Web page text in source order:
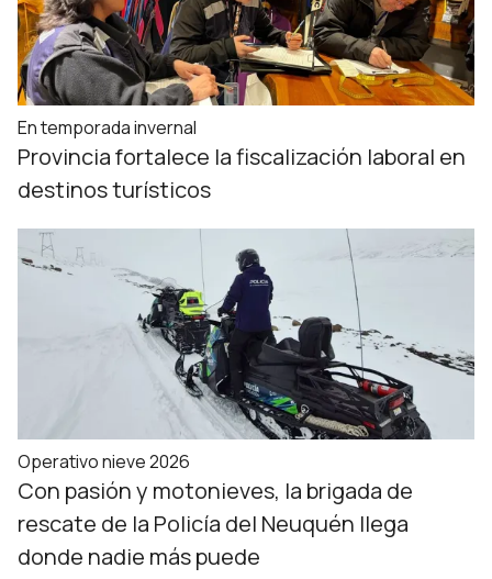
En temporada invernal
Provincia fortalece la fiscalización laboral en
destinos turísticos
Operativo nieve 2026
Con pasión y motonieves, la brigada de
rescate de la Policía del Neuquén llega
donde nadie más puede